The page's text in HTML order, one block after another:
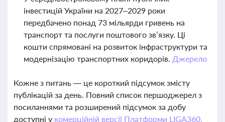
інвестицій України на 2027–2029 роки
передбачено понад 73 мільярди гривень на
транспорт та послуги поштового зв’язку. Ці
кошти спрямовані на розвиток інфраструктури та
модернізацію транспортних коридорів. Джерело
Кожне з питань — це короткий підсумок змісту
публікацій за день. Повний список першоджерел з
посиланнями та розширений підсумок за добу
доступні у комерційній версії Платформи LIGA360.